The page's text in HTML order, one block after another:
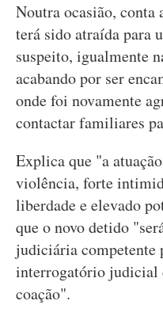
Noutra ocasião, conta
terá sido atraída para
suspeito, igualmente
acabando por ser
onde foi novamente
contactar familiares
Explica que "a
violência, forte
liberdade e elevado
que o novo detido
judiciária competente
interrogatório judicial
coação".